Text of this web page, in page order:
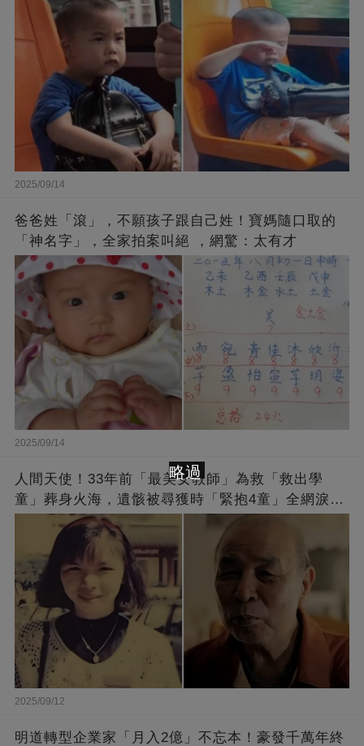
2025/09/14
爸爸姓「滾」，不願孩子跟自己姓！寶媽隨口取的
「神名字」，全家拍案叫絕 ，網驚：太有才
2025/09/14
人間天使！33年前「最美女教師」為救「救出學
童」葬身火海，遺骸被尋獲時「緊抱4童」全網淚
崩：真正的英雄不該被遺忘
2025/09/12
明道轉型企業家「月入2億」不忘本！豪發千萬年終
略過